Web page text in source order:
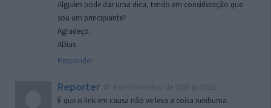
Alguém pode dar uma dica, tendo em consideração que
sou um principiante?
Agradeço.
ADias
Responder
Reporter
É que o link em causa não ve leva a coisa nenhuma.